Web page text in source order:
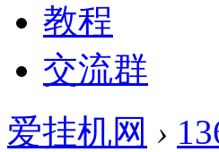
教程
交流群
爱挂机网 ›